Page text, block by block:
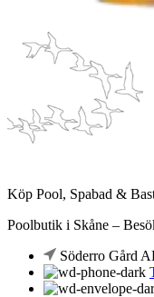
Köp Pool, Spabad &
Poolbutik i Skåne –
Söderro Gård